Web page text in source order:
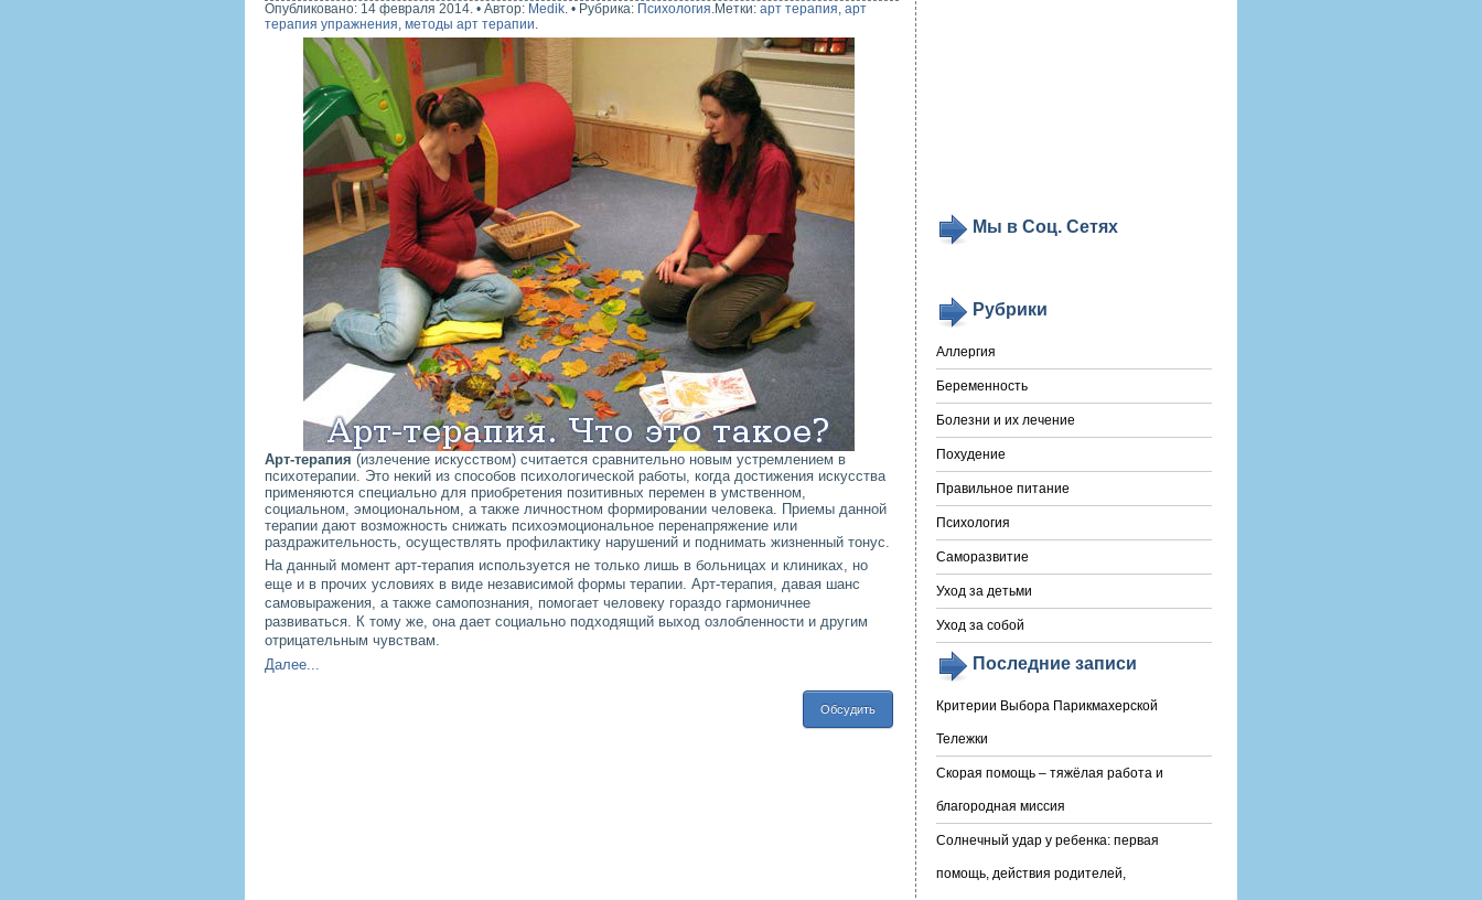
Опубликовано: 14 февраля 2014. • Автор: Medik. • Рубрика: Психология.Метки: арт терапия, арт
терапия упражнения, методы арт терапии.
Арт-терапия (излечение искусством) считается сравнительно новым устремлением в
психотерапии. Это некий из способов психологической работы, когда достижения искусства
применяются специально для приобретения позитивных перемен в умственном,
социальном, эмоциональном, а также личностном формировании человека. Приемы данной
терапии дают возможность снижать психоэмоциональное перенапряжение или
раздражительность, осуществлять профилактику нарушений и поднимать жизненный тонус.
На данный момент арт-терапия используется не только лишь в больницах и клиниках, но
еще и в прочих условиях в виде независимой формы терапии. Арт-терапия, давая шанс
самовыражения, а также самопознания, помогает человеку гораздо гармоничнее
развиваться. К тому же, она дает социально подходящий выход озлобленности и другим
отрицательным чувствам.
Далее...
Обсудить
Мы в Соц. Сетях
Рубрики
Аллергия
Беременность
Болезни и их лечение
Похудение
Правильное питание
Психология
Саморазвитие
Уход за детьми
Уход за собой
Последние записи
Критерии Выбора Парикмахерской
Тележки
Скорая помощь – тяжёлая работа и
благородная миссия
Солнечный удар у ребенка: первая
помощь, действия родителей,